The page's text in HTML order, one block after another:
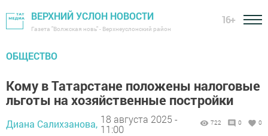
ВЕРХНИЙ УСЛОН НОВОСТИ
Газета "Волжская новь" - Верхнеуслонский район
16+
ОБЩЕСТВО
Кому в Татарстане положены налоговые
льготы на хозяйственные постройки
Диана Салихзанова, 18 августа 2025 -
11:00
722 0 0